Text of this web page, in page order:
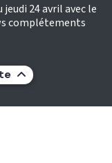
24 avril avec le
complétements